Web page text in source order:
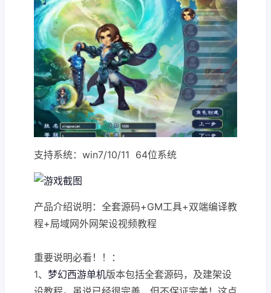
支持系统：win7/10/11 64位系统
产品介绍说明：全套源码+GM工具+双端编译教
程+局域网外网架设视频教程
重要说明必看！！：
1、 梦幻西游单机版本包括全套源码，及建架设